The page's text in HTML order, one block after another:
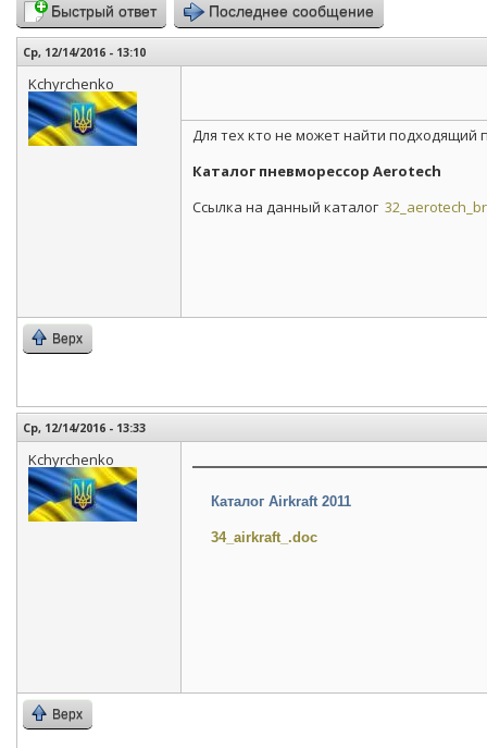
Быстрый ответ Последнее сообщение
Ср, 12/14/2016 - 13:10
Kchyrchenko
Для тех кто не может найти
Каталог пневморессор Aerotech
Ссылка на данный каталог
Верх
Ср, 12/14/2016 - 13:33
Kchyrchenko
Каталог Airkraft 2011
34_airkraft_.doc
Верх